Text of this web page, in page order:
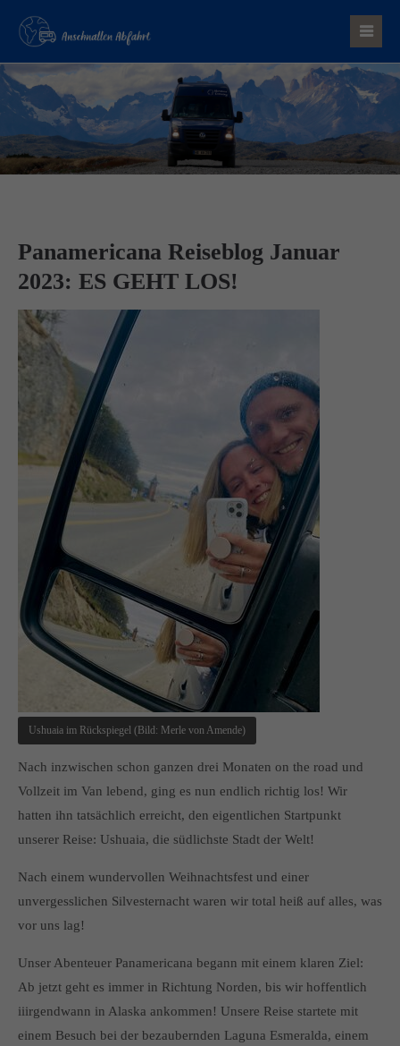
Der Eintrag "offcanvas-col1" existiert leider nicht.
Der Eintrag "offcanvas-col2" existiert leider nicht.
Panamericana Reiseblog Januar
2023: ES GEHT LOS!
Ushuaia im Rückspiegel (Bild: Merle von Amende)
Nach inzwischen schon ganzen drei Monaten on the road und
Vollzeit im Van lebend, ging es nun endlich richtig los! Wir
hatten ihn tatsächlich erreicht, den eigentlichen Startpunkt
unserer Reise: Ushuaia, die südlichste Stadt der Welt!
Nach einem wundervollen Weihnachtsfest und einer
unvergesslichen Silvesternacht waren wir total heiß auf alles, was
vor uns lag!
Unser Abenteuer Panamericana begann mit einem klaren Ziel:
Ab jetzt geht es immer in Richtung Norden, bis wir hoffentlich
iiirgendwann in Alaska ankommen! Unsere Reise startete mit
einem Besuch bei der bezaubernden Laguna Esmeralda, einem